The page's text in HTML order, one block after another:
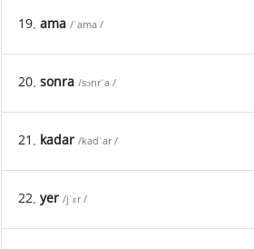
19. ama /ˈama /
20. sonra /sɔnrˈa /
21. kadar /kadˈar /
22. yer /jˈɛr /